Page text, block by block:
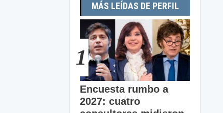
MÁS LEÍDAS DE PERFIL
1
Encuesta rumbo a
2027: cuatro